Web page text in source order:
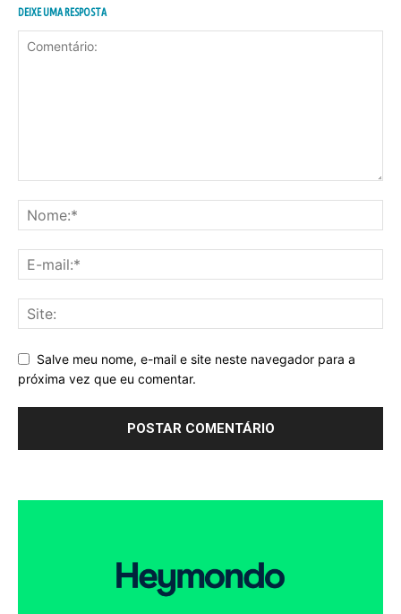
DEIXE UMA RESPOSTA
Salve meu nome, e-mail e site neste navegador para a
próxima vez que eu comentar.